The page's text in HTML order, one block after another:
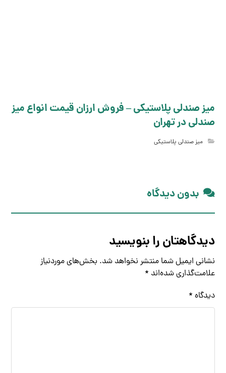
میز صندلی پلاستیکی – فروش ارزان قیمت انواع میز
صندلی در تهران
میز صندلی پلاستیکی
بدون دیدگاه
دیدگاهتان را بنویسید
نشانی ایمیل شما منتشر نخواهد شد. بخش‌های موردنیاز
علامت‌گذاری شده‌اند *
دیدگاه *